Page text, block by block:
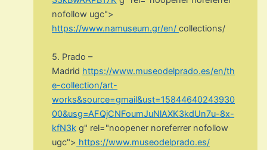
nofollow ugc">
https://www.namuseum.gr/en/collections/
5. Prado –
Madrid https://www.museodelprado.es/en/th
e-collection/art-
works&source=gmail&ust=15844640243930
00&usg=AFQjCNFoumJuNlAXK3kdUn7u-8x-
kfN3k g" rel="noopener noreferrer nofollow
ugc"> https://www.museodelprado.es/